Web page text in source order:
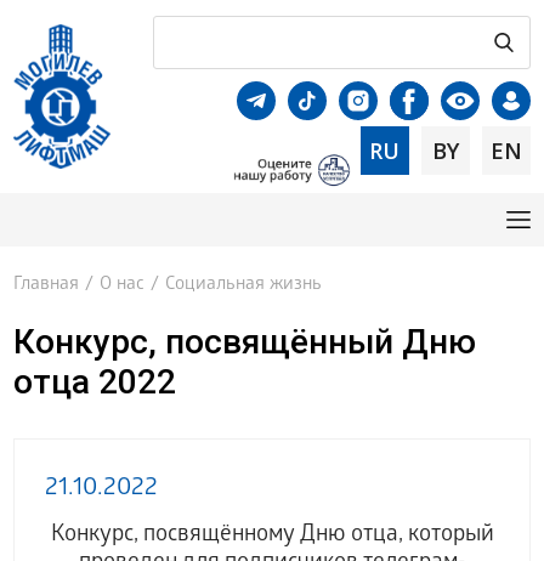
RU BY EN
Главная / О нас / Социальная жизнь
Конкурс, посвящённый Дню
отца 2022
21.10.2022
Конкурс, посвящённому Дню отца, который